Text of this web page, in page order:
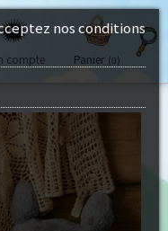
compte Panier (0)
nos conditions